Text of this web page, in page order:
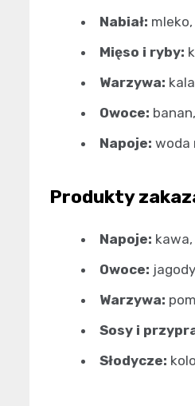
Nabiał:
Mięso i ryby:
Warzywa:
Owoce:
Napoje: woda
Produkty
Napoje:
Owoce:
Warzywa:
Sosy i
Słodycze: